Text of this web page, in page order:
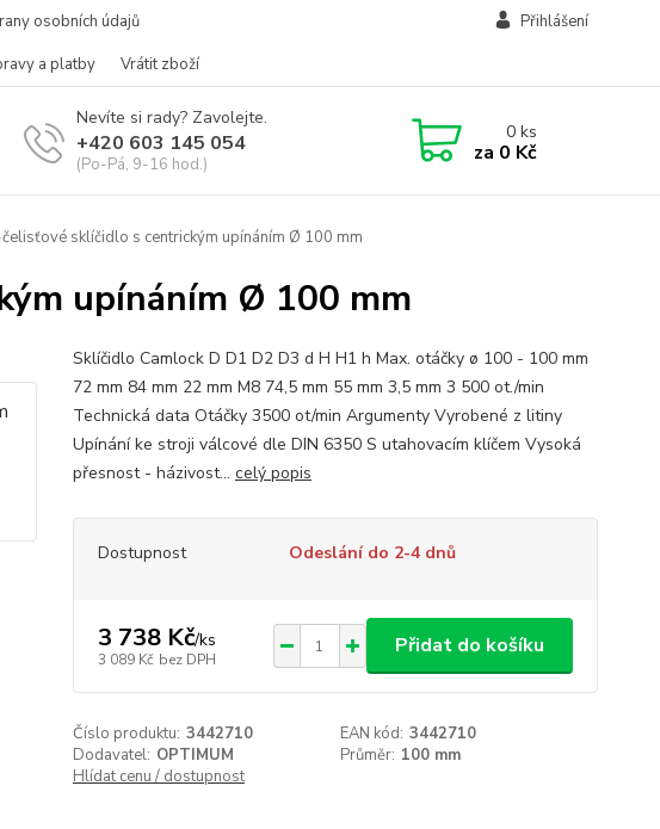
osobních údajů
a platby Vrátit zboží
Přihlášení
Nevíte si rady? Zavolejte.
+420 603 145 054
(Po-Pá, 9-16 hod.)
0ks
za 0 Kč
sklíčidlo s centrickým upínáním Ø 100 mm
upínáním Ø 100 mm
Sklíčidlo Camlock D D1 D2 D3 d H H1 h Max. otáčky ø 100 - 100 mm
72 mm 84 mm 22 mm M8 74,5 mm 55 mm 3,5 mm 3 500 ot./min
Technická data Otáčky 3500 ot/min Argumenty Vyrobené z litiny
Upínání ke stroji válcové dle DIN 6350 S utahovacím klíčem Vysoká
přesnost - házivost... celý popis
Dostupnost Odeslání do 2-4 dnů
3 738 Kč/ks
3 089 Kč bez DPH
Přidat do košíku
Číslo produktu: 3442710 EAN kód: 3442710
Dodavatel: OPTIMUM Průměr: 100 mm
Hlídat cenu / dostupnost